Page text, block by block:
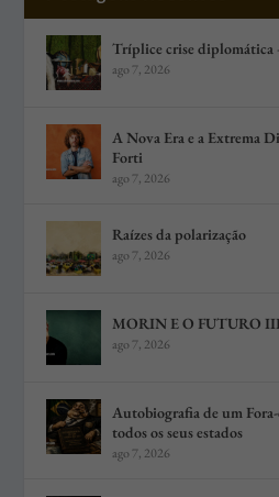
Tríplice crise
ago 7, 2026
A Nova Era e a Extrema
Forti
ago 7, 2026
Raízes da polarização
ago 7, 2026
MORIN E O FUTURO III
ago 7, 2026
Autobiografia de um
todos os seus estados
ago 7, 2026